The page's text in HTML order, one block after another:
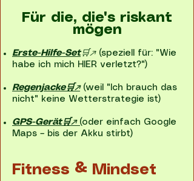
Für die, die's riskant
mögen
Erste-Hilfe-Set🛒↗ (speziell für: "Wie
habe ich mich HIER verletzt?")
Regenjacke🛒↗ (weil "Ich brauch das
nicht" keine Wetterstrategie ist)
GPS-Gerät🛒↗ (oder einfach Google
Maps – bis der Akku stirbt)
Fitness & Mindset